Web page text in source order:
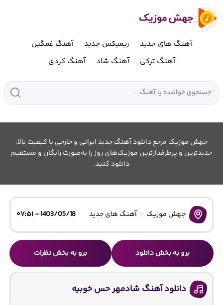
آهنگ های جدید ریمیکس جدید
آهنگ غمگین
آهنگ ترکی
آهنگ شاد آهنگ کردی
جهش موزیک مرجع دانلود آهنگ جدید ایرانی و خارجی با کیفیت بالا.
جدیدترین و پرطرفدارترین موزیک‌های روز را به‌صورت رایگان و مستقیم
دانلود کنید.
جهش موزیک آهنگ های جدید 1403/05/18 - ۰۷:۵۱
برو به بخش دانلود برو به بخش نظرات
دانلود آهنگ شادمهر حس خوبیه